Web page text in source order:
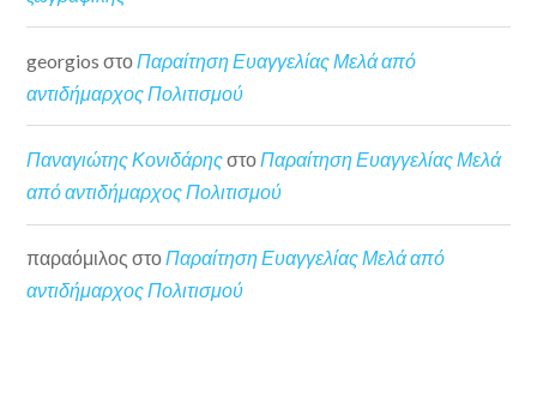
georgios στο Παραίτηση Ευαγγελίας Μελά από
αντιδήμαρχος Πολιτισμού
Παναγιώτης ΚονιδάρηςστοΠαραίτηση Ευαγγελίας Μελά
από αντιδήμαρχος Πολιτισμού
παραόμιλος στοΠαραίτηση Ευαγγελίας Μελά από
αντιδήμαρχος Πολιτισμού